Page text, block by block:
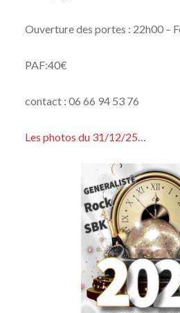
Ouverture des portes : 22h00 –
PAF:40€
contact : 06 66 94 53 76
Les photos du 31/12/25…